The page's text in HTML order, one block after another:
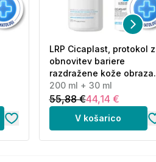
LRP Cicaplast, protokol
obnovitev bariere
razdražene kože obraza
(200 ml + 30 ml)
200 ml + 30 ml
55,88 €44,14 €
V košarico